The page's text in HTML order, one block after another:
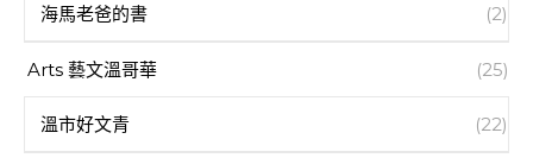
海馬老爸的書 (2)
Arts 藝文溫哥華 (25)
溫市好文青 (22)